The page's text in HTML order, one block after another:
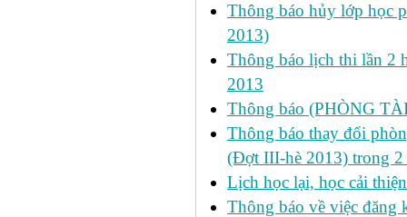
Thông báo hủy lớp học
2013)
Thông báo lịch thi lần 2
2013
Thông báo (PHÒNG
Thông báo thay đổi
(Đợt III-hè 2013) trong
Lịch học lại, học cải
Thông báo về việc